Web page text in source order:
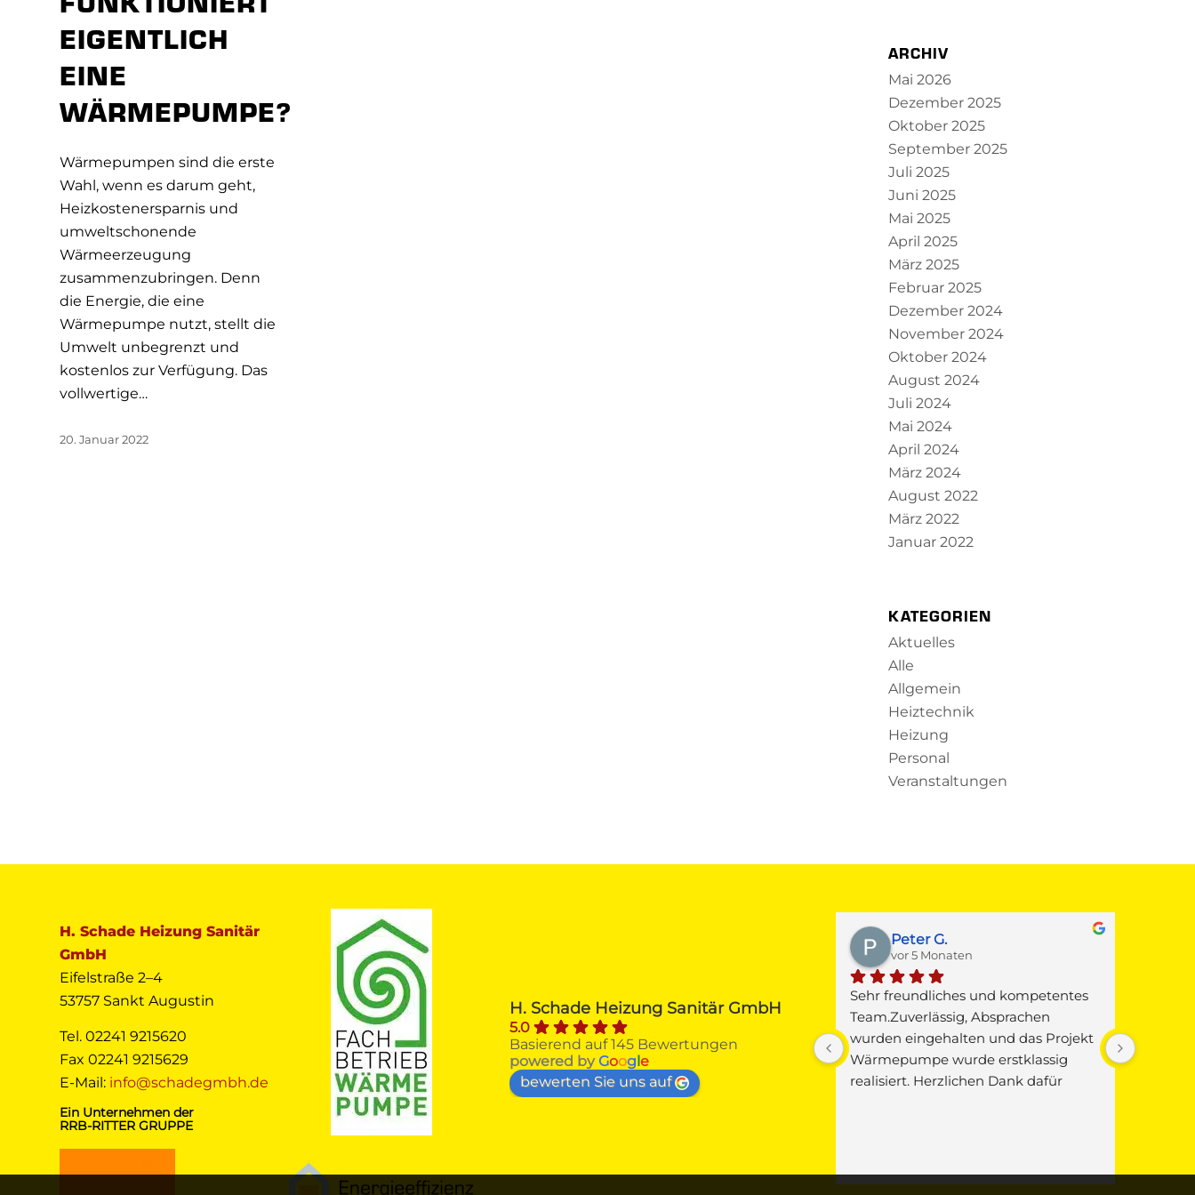
EIGENTLICH
EINE
WÄRMEPUMPE?
Wärmepumpen sind die erste
Wahl, wenn es darum geht,
Heizkostenersparnis und
umweltschonende
Wärmeerzeugung
zusammenzubringen. Denn
die Energie, die eine
Wärmepumpe nutzt, stellt die
Umwelt unbegrenzt und
kostenlos zur Verfügung. Das
vollwertige…
20. Januar 2022
ARCHIV
Mai 2026
Dezember 2025
Oktober 2025
September 2025
Juli 2025
Juni 2025
Mai 2025
April 2025
März 2025
Februar 2025
Dezember 2024
November 2024
Oktober 2024
August 2024
Juli 2024
Mai 2024
April 2024
März 2024
August 2022
März 2022
Januar 2022
KATEGORIEN
Aktuelles
Alle
Allgemein
Heiztechnik
Heizung
Personal
Veranstaltungen
H. Schade Heizung Sanitär
GmbH
Eifelstraße 2–4
53757 Sankt Augustin
Tel. 02241 9215620
Fax 02241 9215629
E-Mail: info@schadegmbh.de
Ein Unternehmen der
RRB-RITTER GRUPPE
H. Schade Heizung Sanitär GmbH
5.0
Basierend auf 145 Bewertungen
powered byGoogle
bewerten Sie uns auf
erhielt von mir nach Beratungs- und
Angebotsvergleichen den Zuschlag
zum Austausch meines über 40
Jahre Viessmann-Gasheizkessel
gegen einen ÖKOFEN-Pellet -
Peter G.
vor 5 Monaten
Sehr freundliches und kompetentes
Team.Zuverlässig, Absprachen
wurden eingehalten und das Projekt
Wärmepumpe wurde erstklassig
realisiert. Herzlichen Dank dafür